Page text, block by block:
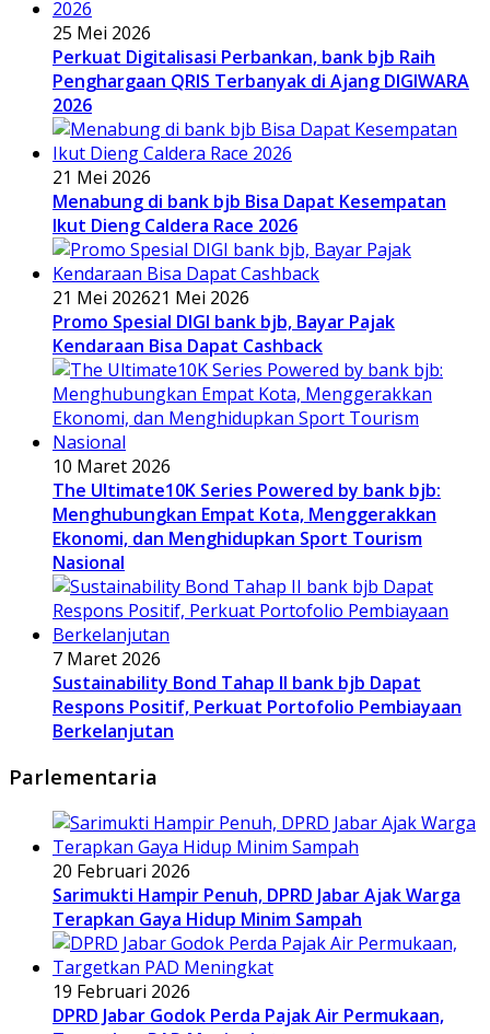
25 Mei 2026
Perkuat Digitalisasi Perbankan, bank bjb Raih
Penghargaan QRIS Terbanyak di Ajang DIGIWARA
2026
21 Mei 2026
Menabung di bank bjb Bisa Dapat Kesempatan
Ikut Dieng Caldera Race 2026
21 Mei 202621 Mei 2026
Promo Spesial DIGI bank bjb, Bayar Pajak
Kendaraan Bisa Dapat Cashback
10 Maret 2026
The Ultimate10K Series Powered by bank bjb:
Menghubungkan Empat Kota, Menggerakkan
Ekonomi, dan Menghidupkan Sport Tourism
Nasional
7 Maret 2026
Sustainability Bond Tahap II bank bjb Dapat
Respons Positif, Perkuat Portofolio Pembiayaan
Berkelanjutan
Parlementaria
20 Februari 2026
Sarimukti Hampir Penuh, DPRD Jabar Ajak Warga
Terapkan Gaya Hidup Minim Sampah
19 Februari 2026
DPRD Jabar Godok Perda Pajak Air Permukaan,